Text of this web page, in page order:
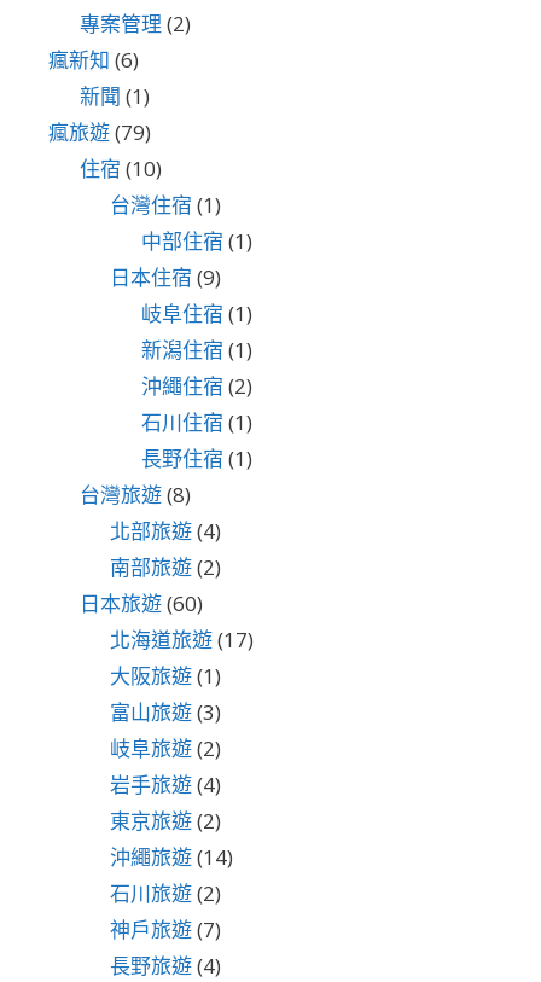
專案管理 (2)
瘋新知 (6)
新聞 (1)
瘋旅遊(79)
住宿 (10)
台灣住宿 (1)
中部住宿 (1)
日本住宿 (9)
岐阜住宿 (1)
新潟住宿 (1)
沖繩住宿 (2)
石川住宿 (1)
長野住宿 (1)
台灣旅遊(8)
北部旅遊(4)
南部旅遊(2)
日本旅遊(60)
北海道旅遊(17)
大阪旅遊(1)
富山旅遊(3)
岐阜旅遊(2)
岩手旅遊(4)
東京旅遊(2)
沖繩旅遊(14)
石川旅遊(2)
神戶旅遊(7)
長野旅遊(4)